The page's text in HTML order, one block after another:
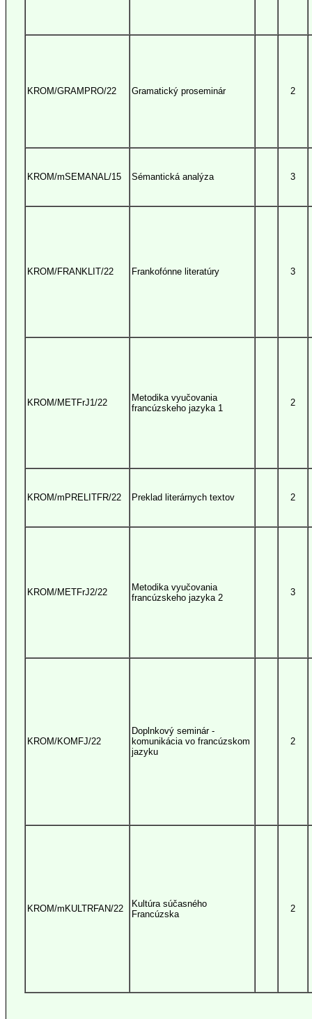
KROM/GRAMPRO/22 Gramatický proseminár 2
KROM/mSEMANAL/15 Sémantická analýza 3
KROM/FRANKLIT/22 Frankofónne literatúry 3
KROM/METFrJ1/22
Metodika vyučovania
francúzskeho jazyka 1
2
KROM/mPRELITFR/22 Preklad literárnych textov 2
KROM/METFrJ2/22
Metodika vyučovania
francúzskeho jazyka 2
3
KROM/KOMFJ/22
Doplnkový seminár -
komunikácia vo francúzskom
jazyku
2
KROM/mKULTRFAN/22
Kultúra súčasného
Francúzska
2